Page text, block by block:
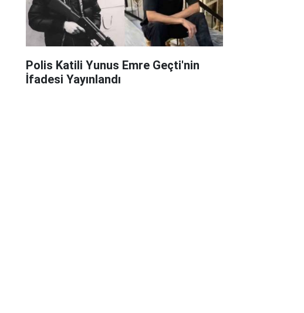
Polis Katili Yunus Emre Geçti'nin
İfadesi Yayınlandı